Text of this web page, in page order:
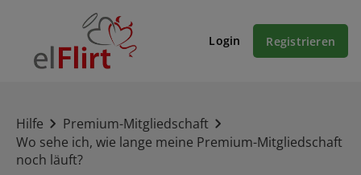
Login Registrieren
Hilfe
Premium-Mitgliedschaft
Wo sehe ich, wie lange meine Premium-Mitgliedschaft
noch läuft?